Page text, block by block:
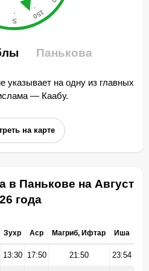
Панькова
указывает на одну из главных
— Каабу.
на карте
в Панькове на Август
года
Зухр Аср Магриб, Ифтар Иша
13:30 17:50 21:50 23:54